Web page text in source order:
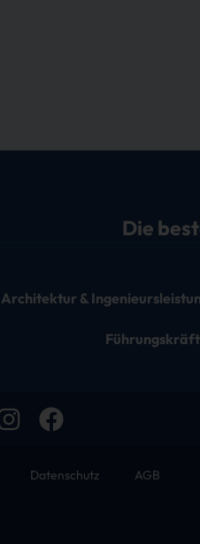
Die
Architektur &
Datenschutz AGB